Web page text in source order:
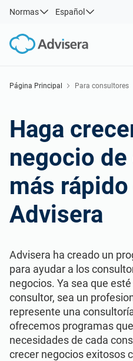
Normas Español
NIS2
DORA
RGPD UE
ISO 9001
ISO 14001
Por tipo
Por dónde empezar
Sectores
Consultores
Infraestructura crítica
Fabricación
Transporte y distribución
Acerca de nosotros
Hablar con Ventas
Página Principal Para consultores
Haga
negocio
más
Advisera
Advisera ha creado un
para ayudar a los
negocios. Ya sea que
consultor, sea un
represente una
ofrecemos programas
necesidades de cada
crecer negocios exitosos